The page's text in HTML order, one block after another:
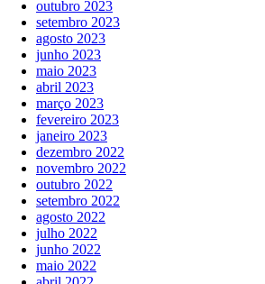
outubro 2023
setembro 2023
agosto 2023
junho 2023
maio 2023
abril 2023
março 2023
fevereiro 2023
janeiro 2023
dezembro 2022
novembro 2022
outubro 2022
setembro 2022
agosto 2022
julho 2022
junho 2022
maio 2022